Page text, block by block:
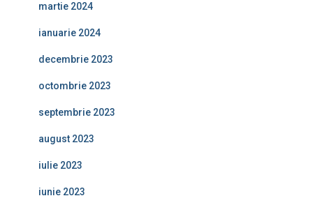
martie 2024
ianuarie 2024
decembrie 2023
octombrie 2023
septembrie 2023
august 2023
iulie 2023
iunie 2023